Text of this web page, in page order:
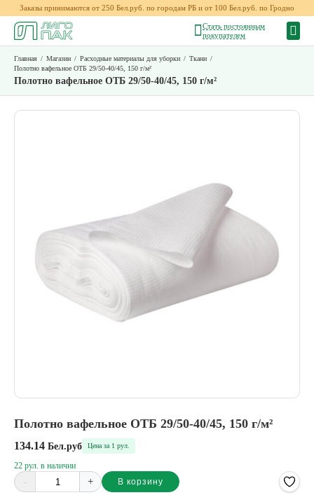
Заказы принимаются от 250 Бел.руб. по городам РБ и от 100 Бел.руб. по Гродно
Стать постоянным
покупателем
Главная / Магазин / Расходные материалы для уборки / Ткани /
Полотно вафельное ОТБ 29/50-40/45, 150 г/м²
Полотно вафельное ОТБ 29/50-40/45, 150 г/м²
Полотно вафельное ОТБ 29/50-40/45, 150 г/м²
134.14 Бел.руб Цена за 1 рул.
22 рул. в наличии
- + В корзину
Alternative: